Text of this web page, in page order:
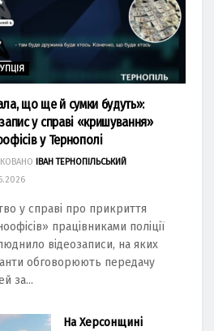
що ще й сумки будуть»:
у справі «кришування»
у Тернополі
ІВАН ТЕРНОПІЛЬСЬКИЙ
у справі про прикриття
працівниками поліції
відеозаписи, на яких
обговорюють передачу
за...
На Херсонщині